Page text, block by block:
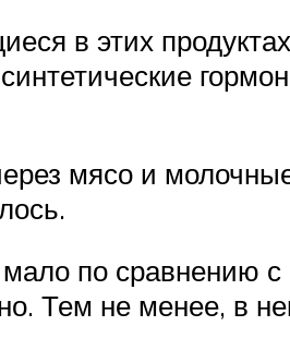
в этих
мясо и
по сравнению с
Тем не менее, в